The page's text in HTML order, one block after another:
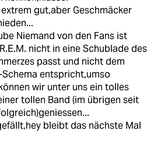
gut,aber Geschmäcker
Niemand von den Fans ist
nicht in eine Schublade des
passt und nicht dem
entspricht,umso
wir unter uns ein tolles
tollen Band (im übrigen seit
bleibt das nächste Mal